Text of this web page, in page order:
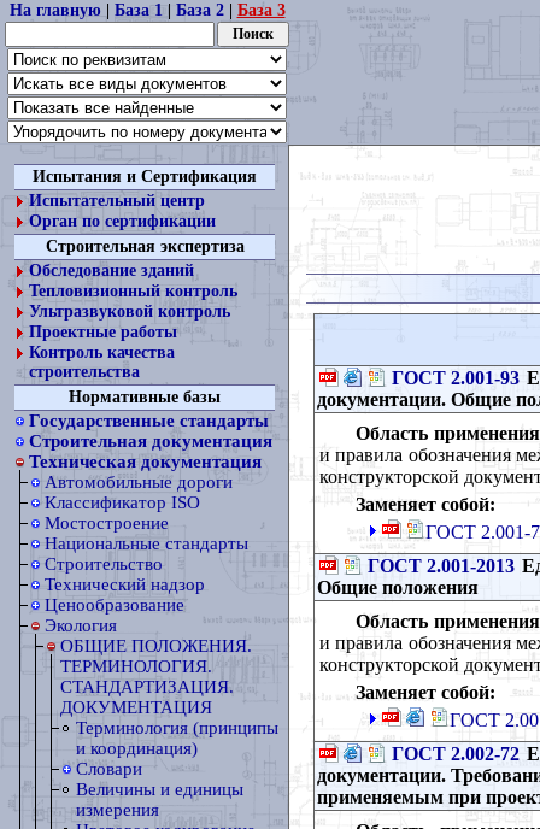
На главную| База 1| База 2| База 3
Испытания и Сертификация
Испытательный центр
Орган по сертификации
Строительная экспертиза
Обследование зданий
Тепловизионный контроль
Ультразвуковой контроль
Проектные работы
Контроль качества
строительства
Нормативные базы
Государственные стандарты
Строительная документация
Техническая документация
Автомобильные дороги
Классификатор ISO
Мостостроение
Национальные стандарты
Строительство
Технический надзор
Ценообразование
Экология
ОБЩИЕ ПОЛОЖЕНИЯ.
ТЕРМИНОЛОГИЯ.
СТАНДАРТИЗАЦИЯ.
ДОКУМЕНТАЦИЯ
Терминология (принципы
и координация)
Словари
Величины и единицы
измерения
ГОСТ 2.001-93
документации. Общие
Область
и правила обозначения
конструкторской
Заменяет собой:
ГОСТ 2.001-
ГОСТ 2.001-2013
Общие положения
Область
и правила обозначения
конструкторской
Заменяет собой:
ГОСТ
ГОСТ 2.002-72
документации.
применяемым при